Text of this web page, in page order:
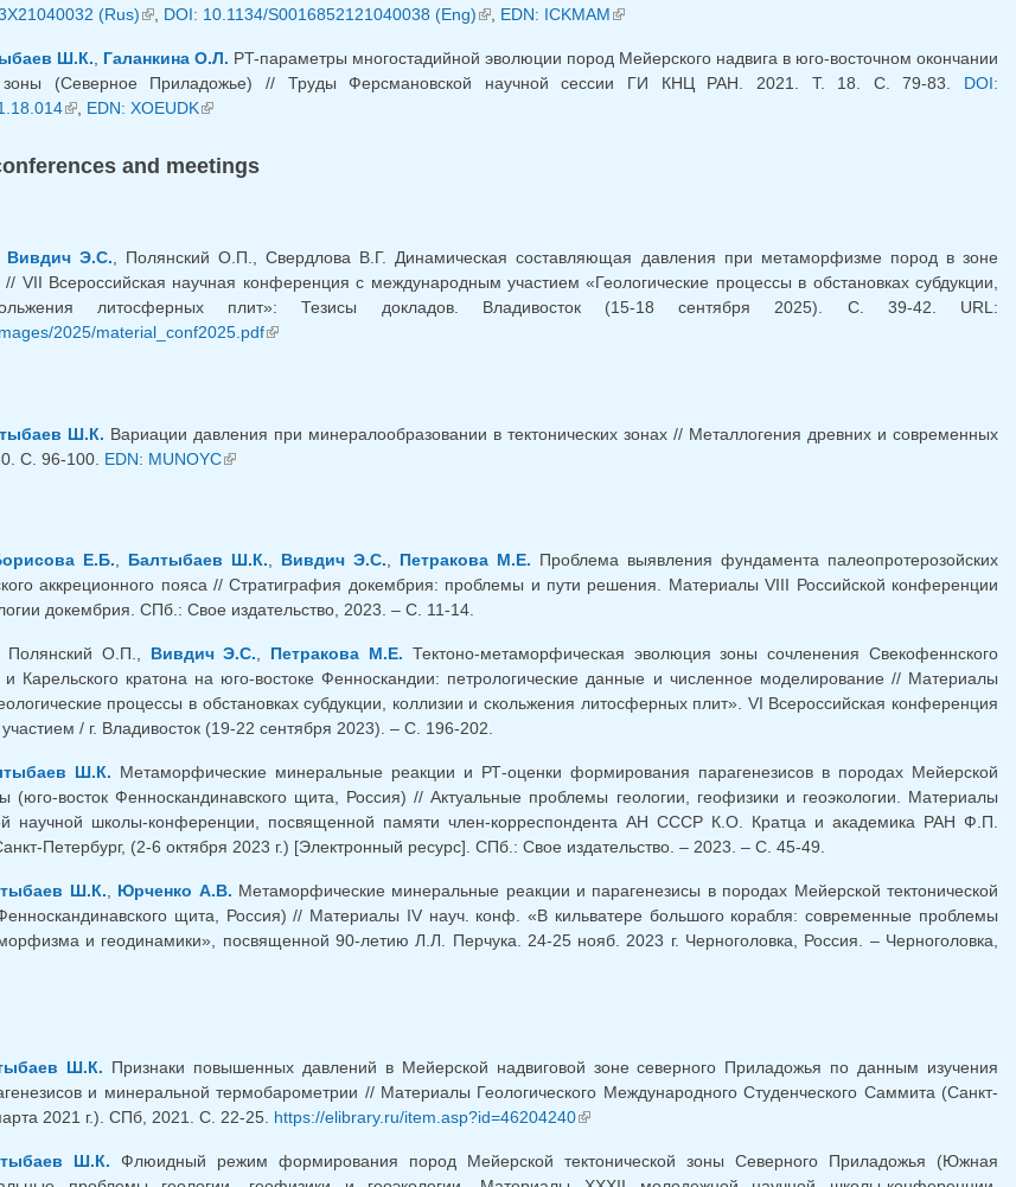
(Rus)(link is external)
, DOI: 10.1134/S0016852121040038 (Eng)(link is external)
, EDN: ICKMAM(link is external)
Ш.К. Галанкина О.Л. PT-параметры многостадийной эволюции пород Мейерского надвига в юго-восточном окончании
зоны (Северное Приладожье) // Труды Ферсмановской научной сессии ГИ КНЦ РАН. 2021. Т. 18. С. 79-83. DOI:
(link is external)
, EDN: XOEUDK(link is external)
and meetings
Вивдич Э.С. , Полянский О.П., Свердлова В.Г. Динамическая составляющая давления при метаморфизме пород в зоне
// VII Всероссийская научная конференция с международным участием «Геологические процессы в обстановках субдукции,
литосферных плит»: Тезисы докладов. Владивосток (15-18 сентября 2025). С. 39-42. URL:
2025/material_conf2025.pdf(link is external)
Ш.К. Вариации давления при минералообразовании в тектонических зонах // Металлогения древних и современных
С. 96-100. EDN: MUNOYC(link is external)
Е.Б. Балтыбаев Ш.К. Вивдич Э.С. Петракова М.Е. Проблема выявления фундамента палеопротерозойских
аккреционного пояса // Стратиграфия докембрия: проблемы и пути решения. Материалы VIII Российской конференции
докембрия. СПб.: Свое издательство, 2023. – С. 11-14.
, Полянский О.П., Вивдич Э.С. Петракова М.Е. Тектоно-метаморфическая эволюция зоны сочленения Свекофеннского
и Карельского кратона на юго-востоке Фенноскандии: петрологические данные и численное моделирование // Материалы
процессы в обстановках субдукции, коллизии и скольжения литосферных плит». VI Всероссийская конференция
/ г. Владивосток (19-22 сентября 2023). – С. 196-202.
Ш.К. Метаморфические минеральные реакции и РТ-оценки формирования парагенезисов в породах Мейерской
(юго-восток Фенноскандинавского щита, Россия) // Актуальные проблемы геологии, геофизики и геоэкологии. Материалы
научной школы-конференции, посвященной памяти член-корреспондента АН СССР К.О. Кратца и академика РАН Ф.П.
Петербург, (2-6 октября 2023 г.) [Электронный ресурс]. СПб.: Свое издательство. – 2023. – С. 45-49.
Ш.К. Юрченко А.В. Метаморфические минеральные реакции и парагенезисы в породах Мейерской тектонической
щита, Россия) // Материалы IV науч. конф. «В кильватере большого корабля: современные проблемы
и геодинамики», посвященной 90-летию Л.Л. Перчука. 24-25 нояб. 2023 г. Черноголовка, Россия. – Черноголовка,
Ш.К. Признаки повышенных давлений в Мейерской надвиговой зоне северного Приладожья по данным изучения
и минеральной термобарометрии // Материалы Геологического Международного Студенческого Саммита (Санкт-
2021 г.). СПб, 2021. С. 22-25. https://elibrary.ru/item.asp?id=46204240(link is external)
Ш.К. Флюидный режим формирования пород Мейерской тектонической зоны Северного Приладожья (Южная